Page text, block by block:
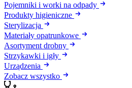
Pojemniki i worki na odpady
Produkty higieniczne
Sterylizacja
Materiały opatrunkowe
Asortyment drobny
Strzykawki i igły
Urządzenia
Zobacz wszystko